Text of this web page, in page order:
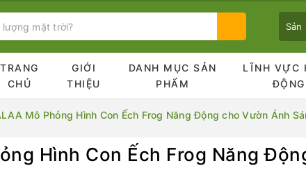
Sản
Bạn chưa xem sản phẩm nào
TRANG
CHỦ
GIỚI
THIỆU
DANH MỤC SẢN
PHẨM
LĨNH VỰC
ĐỘNG
Mô Phỏng Hình Con Ếch Frog Năng Động cho Vườn Ánh
Hình Con Ếch Frog Năng